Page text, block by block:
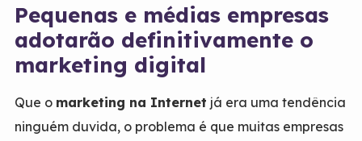
Pequenas e médias empresas
adotarão definitivamente o
marketing digital
Que o marketing na Internet já era uma tendência
ninguém duvida, o problema é que muitas empresas